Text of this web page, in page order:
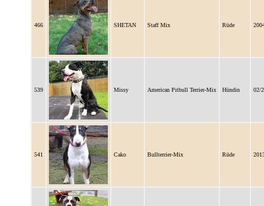
466 SHETAN Staff Mix Rüde
539 Missy American Pitbull Terrier-Mix Hündin 02/
541 Cako Bullterrier-Mix Rüde